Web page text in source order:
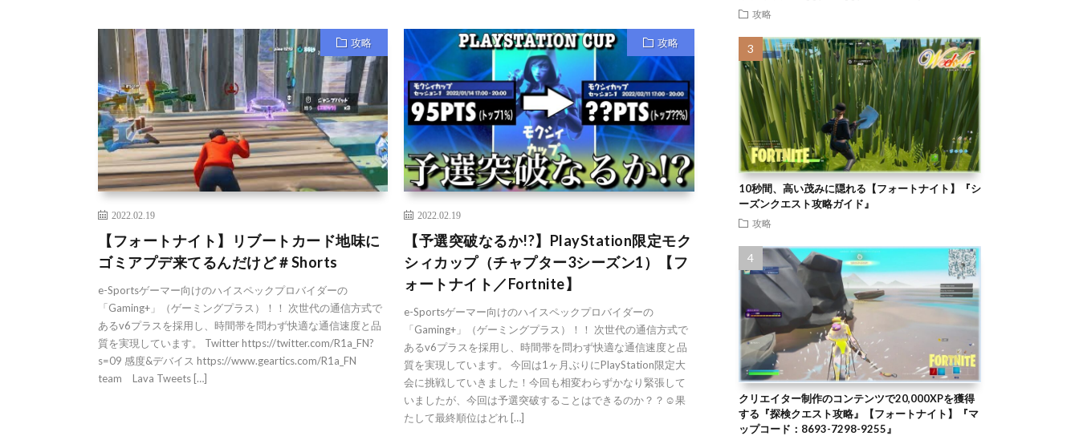
攻略
2022.02.19
【フォートナイト】リブートカード地味に
ゴミアプデ来てるんだけど＃Shorts
e-Sportsゲーマー向けのハイスペックプロバイダーの
「Gaming+」（ゲーミングプラス）！！ 次世代の通信方式で
あるv6プラスを採用し、時間帯を問わず快適な通信速度と品
質を実現しています。 Twitter https://twitter.com/R1a_FN?
s=09 感度&デバイス https://www.geartics.com/R1a_FN
team Lava Tweets […]
攻略
2022.02.19
【予選突破なるか!?】PlayStation限定モク
シィカップ（チャプター3シーズン1）【フ
ォートナイト／Fortnite】
e-Sportsゲーマー向けのハイスペックプロバイダーの
「Gaming+」（ゲーミングプラス）！！ 次世代の通信方式で
あるv6プラスを採用し、時間帯を問わず快適な通信速度と品
質を実現しています。 今回は1ヶ月ぶりにPlayStation限定大
会に挑戦していきました！今回も相変わらずかなり緊張して
いましたが、今回は予選突破することはできるのか？？☺️果
たして最終順位はどれ […]
攻略
10秒間、高い茂みに隠れる【フォートナイト】『シ
ーズンクエスト攻略ガイド』
攻略
クリエイター制作のコンテンツで20,000XPを獲得
する『探検クエスト攻略』【フォートナイト】『マ
ップコード：8693-7298-9255』